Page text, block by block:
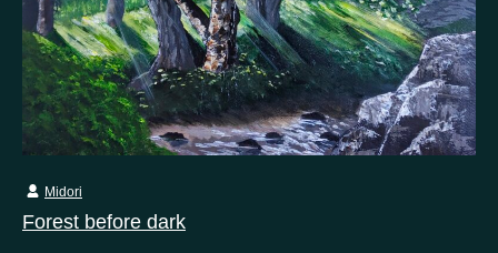
Forest before dark
Midori